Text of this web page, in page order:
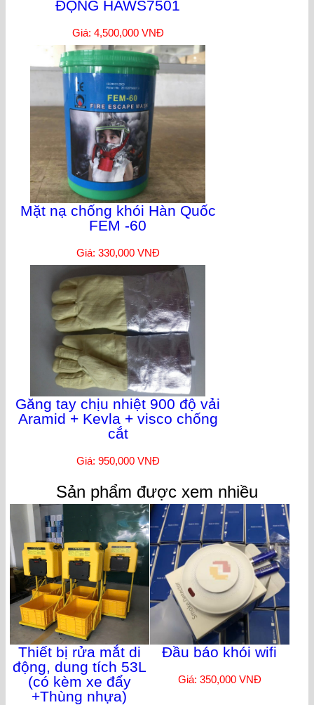
ĐỘNG HAWS7501
Giá: 4,500,000 VNĐ
Mặt nạ chống khói Hàn Quốc
FEM -60
Giá: 330,000 VNĐ
Găng tay chịu nhiệt 900 độ vải
Aramid + Kevla + visco chống
cắt
Giá: 950,000 VNĐ
Sản phẩm được xem nhiều
Thiết bị rửa mắt di
động, dung tích 53L
(có kèm xe đẩy
+Thùng nhựa)
Đầu báo khói wifi
Giá: 350,000 VNĐ